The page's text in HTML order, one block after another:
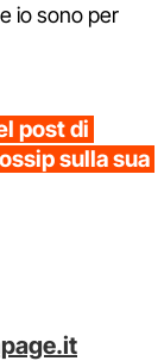
io sono per
post di
sulla sua